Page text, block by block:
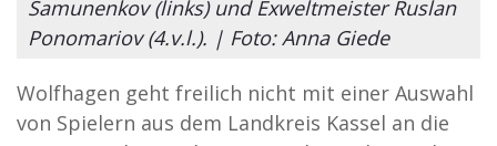
Samunenkov (links) und Exweltmeister Ruslan
Ponomariov (4.v.l.). | Foto: Anna Giede
Wolfhagen geht freilich nicht mit einer Auswahl
von Spielern aus dem Landkreis Kassel an die